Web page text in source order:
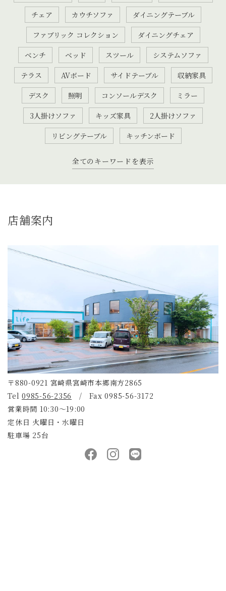
チェア
カウチソファ
ダイニングテーブル
ファブリック コレクション
ダイニングチェア
ベンチ
ベッド スツール
システムソファ
テラス
AVボード サイドテーブル
収納家具
デスク
照明 コンソールデスク
ミラー
3人掛けソファ
キッズ家具
2人掛けソファ
リビングテーブル
キッチンボード
全てのキーワードを表示
店舗案内
〒880-0921 宮崎県宮崎市本郷南方2865
Tel 0985-56-2356 / Fax 0985-56-3172
営業時間 10:30～19:00
定休日 火曜日・水曜日
駐車場 25台